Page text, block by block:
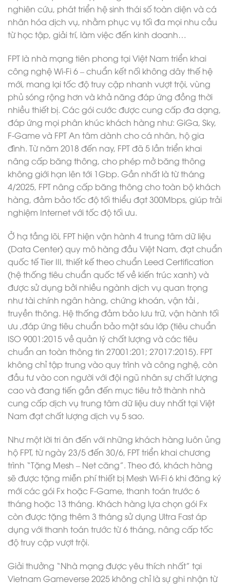
nghiên cứu, phát triển hệ sinh thái số toàn diện và cá
nhân hóa dịch vụ, nhằm phục vụ tối đa mọi nhu cầu
từ học tập, giải trí, làm việc đến kinh doanh…
FPT là nhà mạng tiên phong tại Việt Nam triển khai
công nghệ Wi-Fi 6 – chuẩn kết nối không dây thế hệ
mới, mang lại tốc độ truy cập nhanh vượt trội, vùng
phủ sóng rộng hơn và khả năng đáp ứng đồng thời
nhiều thiết bị. Các gói cước được cung cấp đa dạng,
đáp ứng mọi phân khúc khách hàng như: GiGa, Sky,
F-Game và FPT An tâm dành cho cá nhân, hộ gia
đình. Từ năm 2018 đến nay, FPT đã 5 lần triển khai
nâng cấp băng thông, cho phép mở băng thông
không giới hạn lên tới 1Gbp. Gần nhất là từ tháng
4/2025, FPT nâng cấp băng thông cho toàn bộ khách
hàng, đảm bảo tốc độ tối thiểu đạt 300Mbps, giúp trải
nghiệm Internet với tốc độ tối ưu.
Ở hạ tầng lõi, FPT hiện vận hành 4 trung tâm dữ liệu
(Data Center) quy mô hàng đầu Việt Nam, đạt chuẩn
quốc tế Tier III, thiết kế theo chuẩn Leed Certification
(hệ thống tiêu chuẩn quốc tế về kiến trúc xanh) và
được sử dụng bởi nhiều ngành dịch vụ quan trọng
như tài chính ngân hàng, chứng khoán, vận tải ,
truyền thông. Hệ thống đảm bảo lưu trữ, vận hành tối
ưu ,đáp ứng tiêu chuẩn bảo mật sáu lớp (tiêu chuẩn
ISO 9001:2015 về quản lý chất lượng và các tiêu
chuẩn an toàn thông tin 27001:201; 27017:2015). FPT
không chỉ tập trung vào quy trình và công nghệ, còn
đầu tư vào con người với đội ngũ nhân sự chất lượng
cao và đang tiến gần đến mục tiêu trở thành nhà
cung cấp dịch vụ trung tâm dữ liệu duy nhất tại Việt
Nam đạt chất lượng dịch vụ 5 sao.
Như một lời tri ân đến với những khách hàng luôn ủng
hộ FPT, từ ngày 23/5 đến 30/6, FPT triển khai chương
trình “Tặng Mesh – Net căng”. Theo đó, khách hàng
sẽ được tặng miễn phí thiết bị Mesh Wi-Fi 6 khi đăng ký
mới các gói Fx hoặc F-Game, thanh toán trước 6
tháng hoặc 13 tháng. Khách hàng lựa chọn gói Fx
còn được tặng thêm 3 tháng sử dụng Ultra Fast áp
dụng với thanh toán trước từ 6 tháng, nâng cấp tốc
độ truy cập vượt trội.
Giải thưởng “Nhà mạng được yêu thích nhất” tại
Vietnam Gameverse 2025 không chỉ là sự ghi nhận từ